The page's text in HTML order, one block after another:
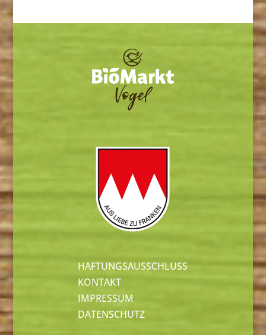
HAFTUNGSAUSSCHLUSS
KONTAKT
IMPRESSUM
DATENSCHUTZ